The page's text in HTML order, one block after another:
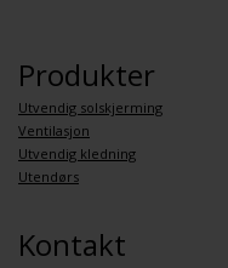
Produkter
Utvendig solskjerming
Ventilasjon
Utvendig kledning
Utendørs
Kontakt